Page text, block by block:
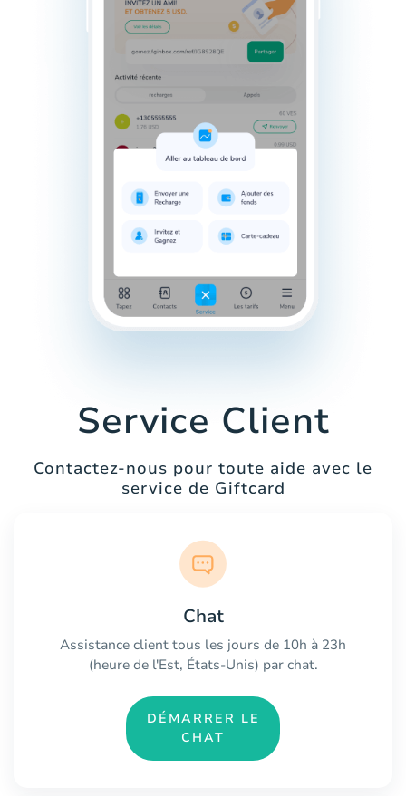
Service Client
Contactez-nous pour toute aide avec le
service de Giftcard
Chat
Assistance client tous les jours de 10h à 23h
(heure de l'Est, États-Unis) par chat.
DÉMARRER LE
CHAT